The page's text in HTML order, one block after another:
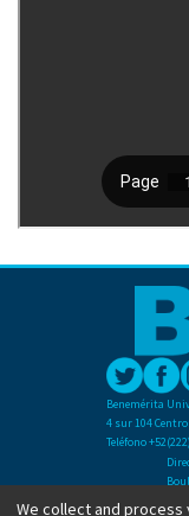
Benemérita
4 sur 104
Teléfono
We collect and